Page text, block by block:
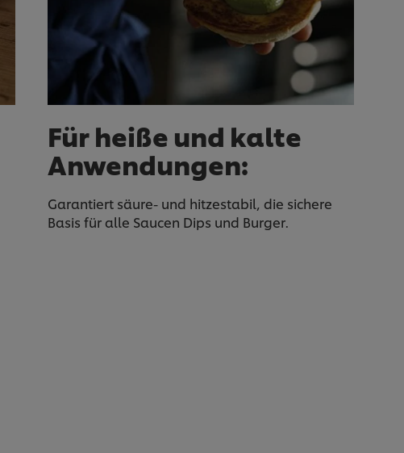
Für heiße und kalte
Anwendungen:
Garantiert säure- und hitzestabil, die sichere
Basis für alle Saucen Dips und Burger.